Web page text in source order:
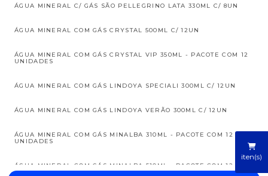
iten(s)
ÁGUA MINERAL C/ GÁS SÃO PELLEGRINO LATA 330ML C/ 8UN
ÁGUA MINERAL COM GÁS CRYSTAL 500ML C/ 12UN
ÁGUA MINERAL COM GÁS CRYSTAL VIP 350ML - PACOTE COM 12
UNIDADES
ÁGUA MINERAL COM GÁS LINDOYA SPECIALI 300ML C/ 12UN
ÁGUA MINERAL COM GÁS LINDOYA VERÃO 300ML C/ 12UN
ÁGUA MINERAL COM GÁS MINALBA 310ML - PACOTE COM 12
UNIDADES
ÁGUA MINERAL COM GÁS MINALBA 510ML - PACOTE COM 12
UNIDADES